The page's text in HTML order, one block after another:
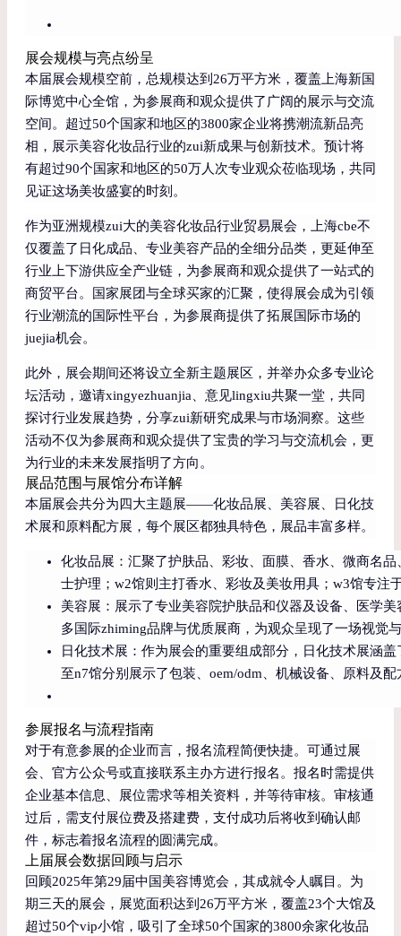
展会规模与亮点纷呈
本届展会规模空前，总规模达到26万平方米，覆盖上海新国
际博览中心全馆，为参展商和观众提供了广阔的展示与交流
空间。超过50个国家和地区的3800家企业将携潮流新品亮
相，展示美容化妆品行业的zui新成果与创新技术。预计将
有超过90个国家和地区的50万人次专业观众莅临现场，共同
见证这场美妆盛宴的时刻。
作为亚洲规模zui大的美容化妆品行业贸易展会，上海cbe不
仅覆盖了日化成品、专业美容产品的全细分品类，更延伸至
行业上下游供应全产业链，为参展商和观众提供了一站式的
商贸平台。国家展团与全球买家的汇聚，使得展会成为引领
行业潮流的国际性平台，为参展商提供了拓展国际市场的
juejia机会。
此外，展会期间还将设立全新主题展区，并举办众多专业论
坛活动，邀请xingyezhuanjia、意见lingxiu共聚一堂，共同
探讨行业发展趋势，分享zui新研究成果与市场洞察。这些
活动不仅为参展商和观众提供了宝贵的学习与交流机会，更
为行业的未来发展指明了方向。
展品范围与展馆分布详解
本届展会共分为四大主题展——化妆品展、美容展、日化技
术展和原料配方展，每个展区都独具特色，展品丰富多样。
化妆品展：汇聚了护肤品、彩妆、面膜、香水、微商名
士护理；w2馆则主打香水、彩妆及美妆用具；w3馆专注
美容展：展示了专业美容院护肤品和仪器及设备、医学
多国际zhiming品牌与优质展商，为观众呈现了一场视觉
日化技术展：作为展会的重要组成部分，日化技术展涵
至n7馆分别展示了包装、oem/odm、机械设备、原料及
参展报名与流程指南
对于有意参展的企业而言，报名流程简便快捷。可通过展
会、官方公众号或直接联系主办方进行报名。报名时需提供
企业基本信息、展位需求等相关资料，并等待审核。审核通
过后，需支付展位费及搭建费，支付成功后将收到确认邮
件，标志着报名流程的圆满完成。
上届展会数据回顾与启示
回顾2025年第29届中国美容博览会，其成就令人瞩目。为
期三天的展会，展览面积达到26万平方米，覆盖23个大馆及
超过50个vip小馆，吸引了全球50个国家的3800余家化妆品